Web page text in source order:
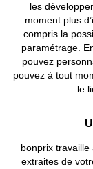
Notre Entreprise
Prix indiqués
CGV
les
moment plus
compris la
paramétrage.
pouvez
pouvez à tout
le
bonprix
extraites de